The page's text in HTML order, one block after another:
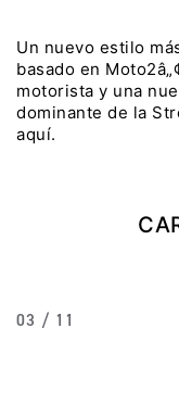
TIGER 1200
ADVENTURE
Precio desde
ADVENTURE
TRIUMPH
Un nuevo estilo
basado en
motorista y una
dominante de la
aquí.
03 / 11